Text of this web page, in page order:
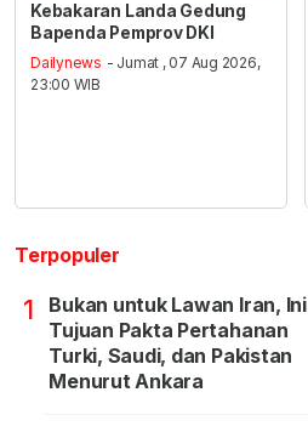
Kebakaran Landa Gedung
Bapenda Pemprov DKI
Dailynews - Jumat , 07 Aug 2026,
23:00 WIB
Terpopuler
1
Bukan untuk Lawan Iran, Ini
Tujuan Pakta Pertahanan
Turki, Saudi, dan Pakistan
Menurut Ankara